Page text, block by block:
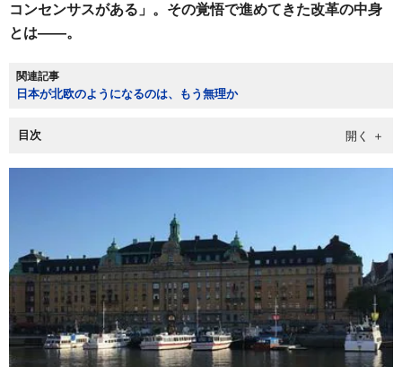
コンセンサスがある」。その覚悟で進めてきた改革の中身
とは――。
関連記事
日本が北欧のようになるのは、もう無理か
目次